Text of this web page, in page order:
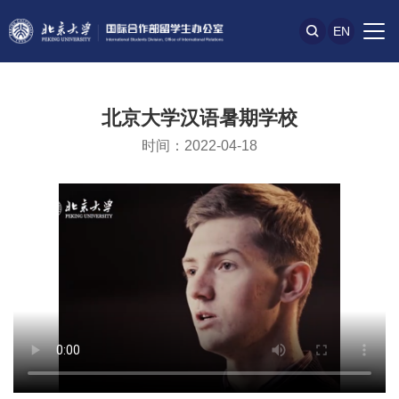
EN
北京大学汉语暑期学校
时间：2022-04-18